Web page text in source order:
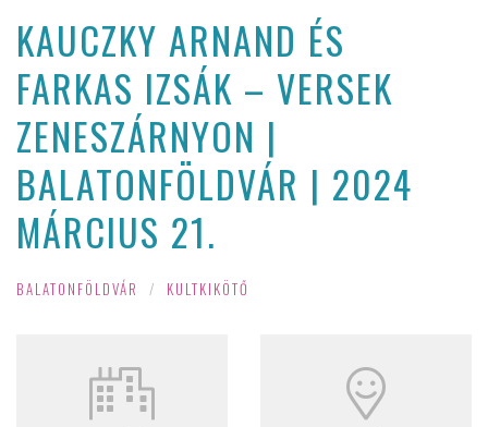
KAUCZKY ARNAND ÉS
FARKAS IZSÁK – VERSEK
ZENESZÁRNYON |
BALATONFÖLDVÁR | 2024
MÁRCIUS 21.
BALATONFÖLDVÁR / KULTKIKÖTŐ